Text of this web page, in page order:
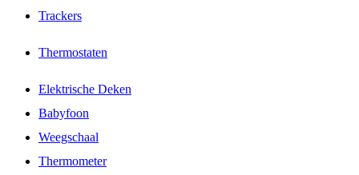
Trackers
Thermostaten
Elektrische Deken
Babyfoon
Weegschaal
Thermometer